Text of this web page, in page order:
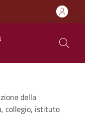
della
collegio, istituto